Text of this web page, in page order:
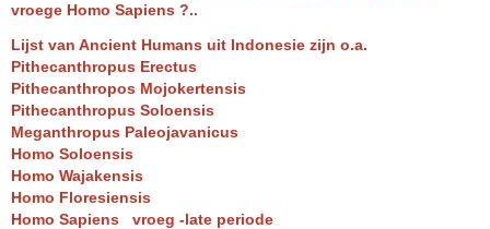
vroege Homo Sapiens ?..
Lijst van Ancient Humans uit Indonesie zijn o.a.
Pithecanthropus Erectus
Pithecanthropos Mojokertensis
Pithecanthropus Soloensis
Meganthropus Paleojavanicus
Homo Soloensis
Homo Wajakensis
Homo Floresiensis
Homo Sapiens vroeg -late periode